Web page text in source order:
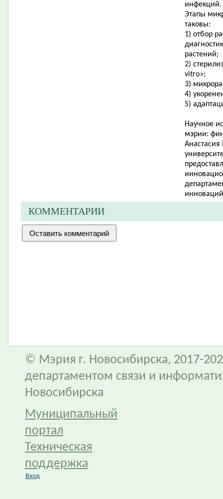
инфекций.
Этапы
таковы:
1) отбор
растений;
2)
vitro»;
3)
4)
5)
Научное
мэрии:
Анастасия
КОММЕНТАРИИ
© Мэрия г. Новосибирска, 2017-
департаментом связи и
Новосибирска
Муниципальный
портал
Техническая
поддержка
Вход